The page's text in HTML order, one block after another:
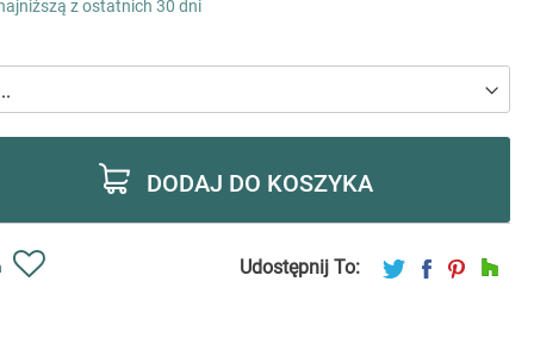
z ostatnich 30 dni
DODAJ DO KOSZYKA
Udostępnij To: